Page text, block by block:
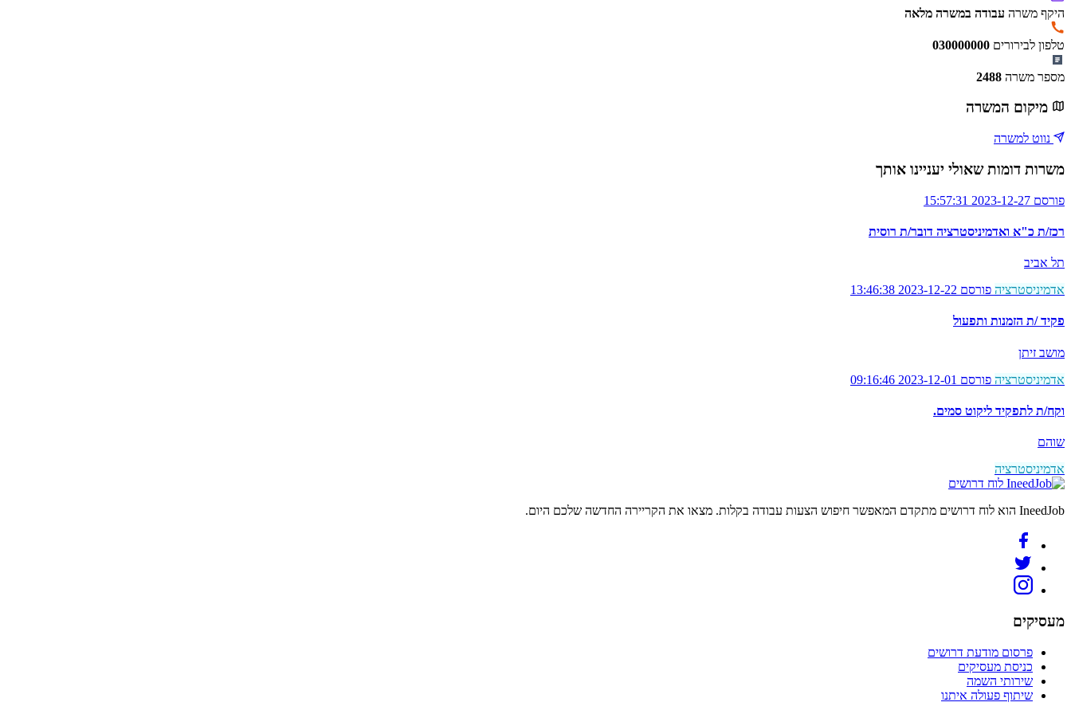
היקף משרה עבודה במשרה מלאה
טלפון לבירורים 030000000
מספר משרה 2488
מיקום המשרה
נווט למשרה
משרות דומות שאולי יעניינו אותך
פורסם 2023-12-27 15:57:31
רכז/ת כ"א ואדמיניסטרציה דובר/ת רוסית
תל אביב
אדמיניסטרציה פורסם 2023-12-22 13:46:38
פקיד /ת הזמנות ותפעול
מושב זיתן
אדמיניסטרציה פורסם 2023-12-01 09:16:46
וקח/ת לתפקיד ליקוט סמים.
שוהם
אדמיניסטרציה
לוח דרושים
IneedJob הוא לוח דרושים מתקדם המאפשר חיפוש הצעות עבודה בקלות. מצאו את הקריירה החדשה שלכם היום.
מעסיקים
פרסום מודעת דרושים
כניסת מעסיקים
שירותי השמה
שיתוף פעולה איתנו